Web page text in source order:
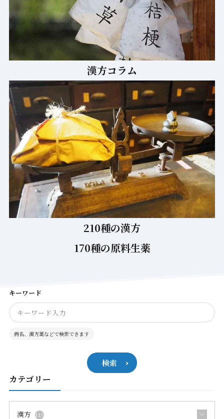
漢方コラム
210種の漢方
170種の原料生薬
キーワード
病名、漢方薬などで検索できます
検索
カテゴリー
漢方 115